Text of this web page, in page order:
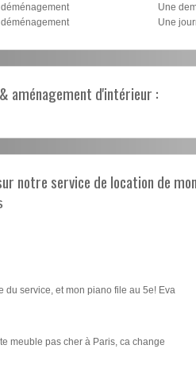
Une
Une
aménagement d'intérieur :
notre service de location de
du service, et mon piano file au 5e! Eva
meuble pas cher à Paris, ca change